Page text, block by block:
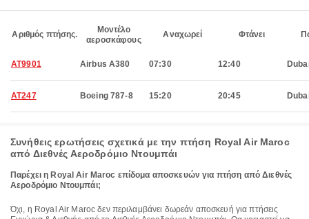
Αριθμός πτήσης.
Μοντέλο
αεροσκάφους
Αναχωρεί Φτάνει
AT9901 Airbus A380 07:30 12:40
AT247 Boeing 787-8 15:20 20:45
Συνήθεις ερωτήσεις σχετικά με την πτήση Royal Air Maroc
από Διεθνές Αεροδρόμιο Ντουμπάι
Παρέχει η Royal Air Maroc επίδομα αποσκευών για πτήση από Διεθνές
Αεροδρόμιο Ντουμπάι;
Όχι, η Royal Air Maroc δεν περιλαμβάνει δωρεάν αποσκευή για πτήσεις